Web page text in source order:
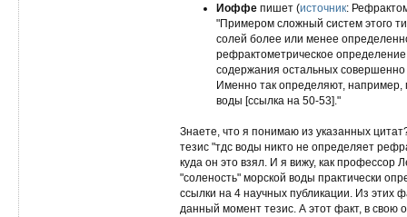
Иоффе пишет (источник:
"Примером сложный систем этого
солей более или менее
рефрактометрическое
содержания остальных совершенно
Именно так определяют, например,
воды [ссылка на 50-53]."
Знаете, что я понимаю из указанных
тезис "тдс воды никто не определяет
куда он это взял. И я вижу, как профессор
"соленость" морской воды практически
ссылки на 4 научных публикации. Из этих
данный момент тезис. А этот факт, в свою